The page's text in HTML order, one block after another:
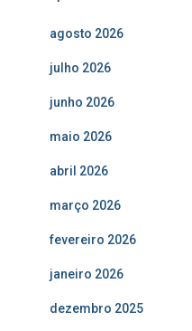
agosto 2026
julho 2026
junho 2026
maio 2026
abril 2026
março 2026
fevereiro 2026
janeiro 2026
dezembro 2025